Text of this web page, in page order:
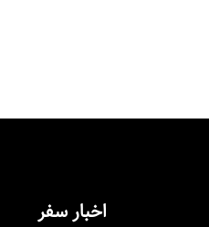
اخبار سفر